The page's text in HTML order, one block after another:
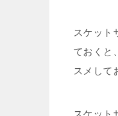
スケット
ておくと
スメして
スケット